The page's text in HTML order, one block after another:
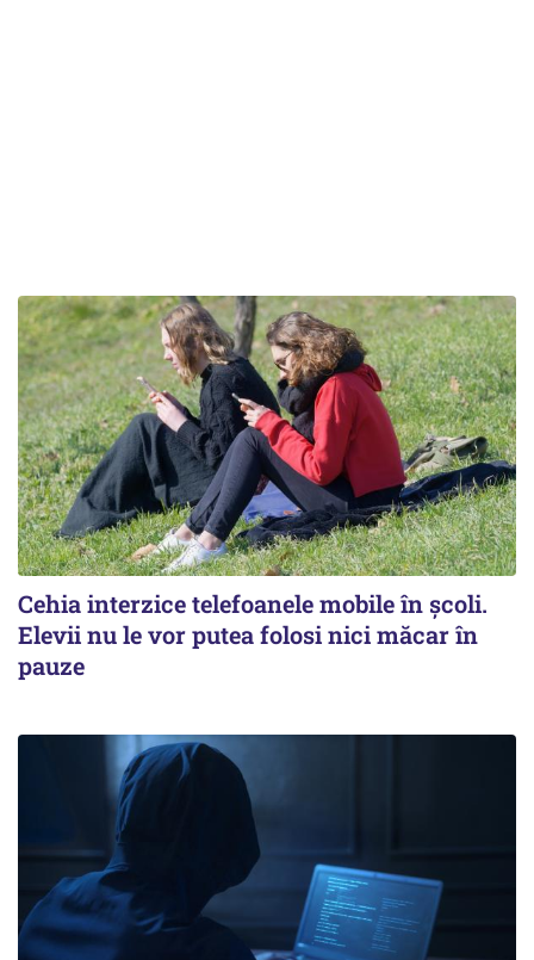
Cehia interzice telefoanele mobile în școli.
Elevii nu le vor putea folosi nici măcar în
pauze